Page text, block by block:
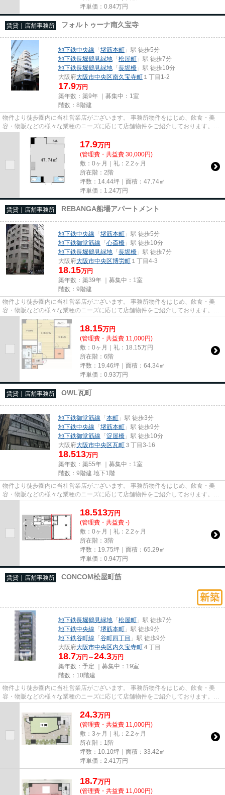
坪単価： 0.84万円
賃貸｜店舗事務所 フォルトゥーナ南久宝寺
地下鉄中央線 「堺筋本町 」駅 徒歩5分
地下鉄長堀鶴見緑地 「松屋町 」駅 徒歩7分
地下鉄長堀鶴見緑地 「長堀橋 」駅 徒歩10分
大阪府大阪市中央区南久宝寺町 １丁目1-2
17.9万円
築年数：築9年 ｜募集中： 1室
階数：8階建
物件より徒歩圏内に当社営業店がございます。 事務所物件をはじめ、飲食・美
容・物販などの様々な業種のニーズに応じて店舗物件をご紹介しております。
尚、弊社ではおとり広告は一切...
17.9万円
(管理費・共益費 30,000円)
敷：0ヶ月｜礼：2.2ヶ月
所在階：2階
坪数：14.44坪｜面積：47.74㎡
坪単価： 1.24万円
賃貸｜店舗事務所 REBANGA船場アパートメント
地下鉄中央線 「堺筋本町 」駅 徒歩5分
地下鉄御堂筋線 「心斎橋 」駅 徒歩10分
地下鉄長堀鶴見緑地 「長堀橋 」駅 徒歩7分
大阪府大阪市中央区博労町 １丁目4-3
18.15万円
築年数：築39年 ｜募集中： 1室
階数：9階建
物件より徒歩圏内に当社営業店がございます。 事務所物件をはじめ、飲食・美
容・物販などの様々な業種のニーズに応じて店舗物件をご紹介しております。
尚、弊社ではおとり広告は一切...
18.15万円
(管理費・共益費 11,000円)
敷：0ヶ月｜礼：18.15万円
所在階：6階
坪数：19.46坪｜面積：64.34㎡
坪単価： 0.93万円
賃貸｜店舗事務所 OWL瓦町
地下鉄御堂筋線 「本町 」駅 徒歩3分
地下鉄中央線 「堺筋本町 」駅 徒歩9分
地下鉄御堂筋線 「淀屋橋 」駅 徒歩10分
大阪府大阪市中央区瓦町 ３丁目3-16
18.513万円
築年数：築55年 ｜募集中： 1室
階数：9階建 地下1階
物件より徒歩圏内に当社営業店がございます。 事務所物件をはじめ、飲食・美
容・物販などの様々な業種のニーズに応じて店舗物件をご紹介しております。
尚、弊社ではおとり広告は一切...
18.513万円
(管理費・共益費 -)
敷：0ヶ月｜礼：2.2ヶ月
所在階：3階
坪数：19.75坪｜面積：65.29㎡
坪単価： 0.94万円
賃貸｜店舗事務所 CONCOM松屋町筋
地下鉄長堀鶴見緑地 「松屋町 」駅 徒歩7分
地下鉄中央線 「堺筋本町 」駅 徒歩9分
地下鉄谷町線 「谷町四丁目 」駅 徒歩9分
大阪府大阪市中央区内久宝寺町 ４丁目
18.7万円～24.3万円
築年数：予定 ｜募集中： 19室
階数：10階建
物件より徒歩圏内に当社営業店がございます。 事務所物件をはじめ、飲食・美
容・物販などの様々な業種のニーズに応じて店舗物件をご紹介しております。
尚、弊社ではおとり広告は一切...
24.3万円
(管理費・共益費 11,000円)
敷：3ヶ月｜礼：2.2ヶ月
所在階：1階
坪数：10.10坪｜面積：33.42㎡
坪単価： 2.41 万円
18.7万円
(管理費・共益費 11,000円)